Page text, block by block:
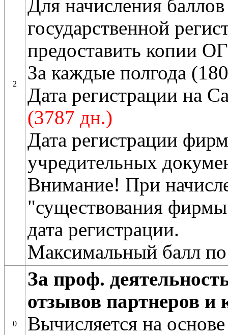
2
Для начисления
государственной
предоставить копии
За каждые полгода
Дата регистрации на
(3787 дн.)
Дата регистрации
учредительных
Внимание! При
"существования
дата регистрации.
Максимальный балл
0
За проф.
отзывов партнеров и
Вычисляется на